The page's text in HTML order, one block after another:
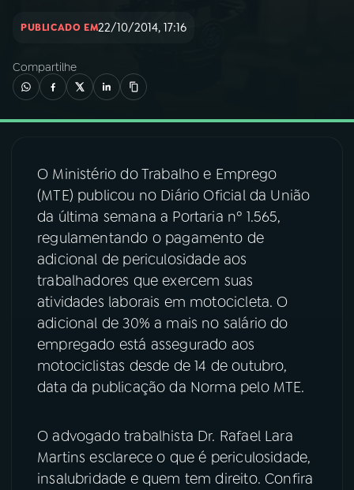
INÍCIO
02A RÁDIO
03PROGRAMAÇÃO
04PROGRAMAS
PODCASTS
06VIDEOCASTS
08FESTIVAL DE MÚSICA
ACOMPANHE A RÁDIO NACIONAL
YouTube Facebook
PUBLICADO EM22/10/2014, 17:16
Compartilhe
O Ministério do Trabalho e Emprego
(MTE) publicou no Diário Oficial da União
da última semana a Portaria nº 1.565,
regulamentando o pagamento de
adicional de periculosidade aos
trabalhadores que exercem suas
atividades laborais em motocicleta. O
adicional de 30% a mais no salário do
empregado está assegurado aos
motociclistas desde de 14 de outubro,
data da publicação da Norma pelo MTE.
O advogado trabalhista Dr. Rafael Lara
Martins esclarece o que é periculosidade,
insalubridade e quem tem direito. Confira